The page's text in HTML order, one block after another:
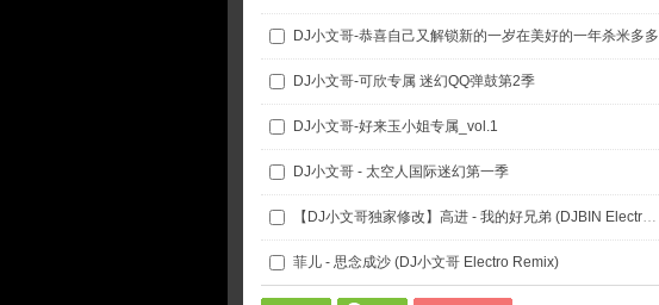
DJ小文哥-恭喜自己又解锁新的一岁在美好的一年杀米多多
DJ小文哥-可欣专属 迷幻QQ弹鼓第2季
DJ小文哥-好来玉小姐专属_vol.1
DJ小文哥 - 太空人国际迷幻第一季
【DJ小文哥独家修改】高进 - 我的好兄弟 (DJBIN Electro Mix 爱兄弟爱黄金)
菲儿 - 思念成沙 (DJ小文哥 Electro Remix)